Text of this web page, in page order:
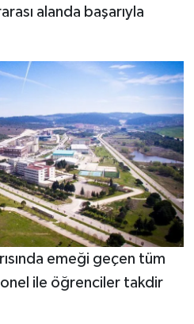
alanda başarıyla
emeği geçen tüm
ile öğrenciler takdir